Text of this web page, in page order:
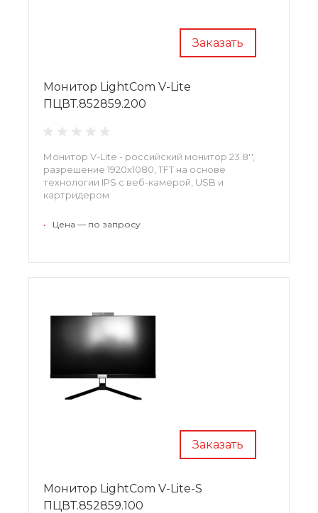
Заказать
Монитор LightCom V-Lite
ПЦВТ.852859.200
Монитор V-Lite - российский монитор 23.8'',
разрешение 1920х1080, TFT на основе
технологии IPS с веб-камерой, USB и
картридером
• Цена — по запросу
Заказать
Монитор LightCom V-Lite-S
ПЦВТ.852859.100